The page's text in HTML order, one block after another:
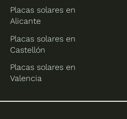
Placas solares en
Alicante
Placas solares en
Castellón
Placas solares en
Valencia